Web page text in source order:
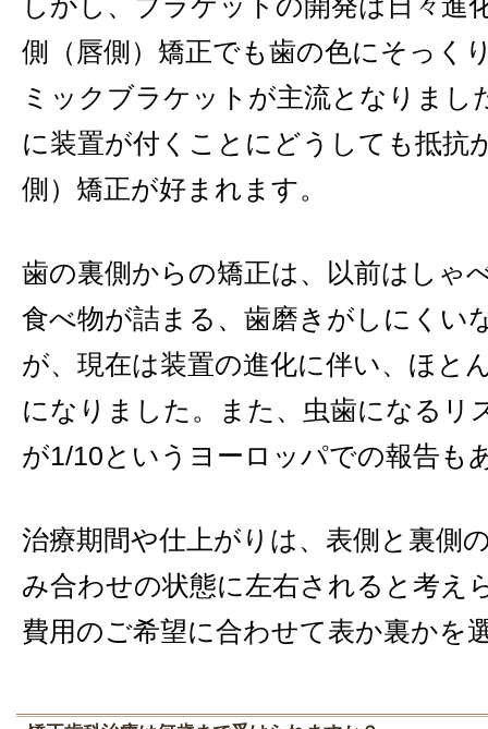
側（唇側）矯正でも歯の色にそっく
ミックブラケットが主流となりまし
に装置が付くことにどうしても抵抗
側）矯正が好まれます。
歯の裏側からの矯正は、以前はしゃ
食べ物が詰まる、歯磨きがしにくい
が、現在は装置の進化に伴い、ほと
になりました。また、虫歯になるリ
が1/10というヨーロッパでの報告も
治療期間や仕上がりは、表側と裏側
み合わせの状態に左右されると考え
費用のご希望に合わせて表か裏かを